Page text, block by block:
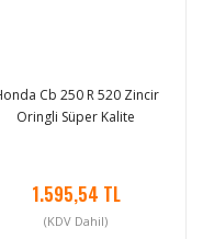
Cb 250 R 520 Zincir
Oringli Süper Kalite
1.595,54 TL
(KDV Dahil)